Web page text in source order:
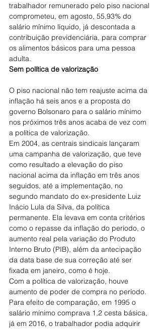
trabalhador remunerado pelo piso nacional
comprometeu, em agosto, 55,93% do
salário mínimo líquido, já descontada a
contribuição previdenciária, para comprar
os alimentos básicos para uma pessoa
adulta.
Sem política de valorização
O piso nacional não tem reajuste acima da
inflação há seis anos e a proposta do
governo Bolsonaro para o salário mínimo
nos próximos três anos acaba de vez com
a política de valorização.
Em 2004, as centrais sindicais lançaram
uma campanha de valorização, que teve
como resultado a elevação do piso
nacional acima da inflação em três anos
seguidos, até a implementação, no
segundo mandato do ex-presidente Luiz
Inácio Lula da Silva, da política
permanente. Ela levava em conta critérios
como o repasse da inflação do período, o
aumento real pela variação do Produto
Interno Bruto (PIB), além da antecipação
da data base de sua correção até ser
fixada em janeiro, como é hoje.
Com a política de valorização, houve
aumento de poder de compra no período.
Para efeito de comparação, em 1995 o
salário mínimo comprava 1,2 cesta básica,
já em 2016, o trabalhador podia adquirir